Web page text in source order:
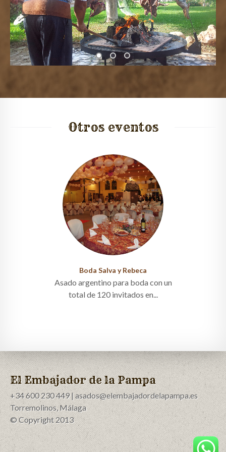
Otros eventos
Boda Salva y Rebeca
Asado argentino para boda con un
total de 120 invitados en...
El Embajador de la Pampa
+34 600 230 449 | asados@elembajadordelapampa.es
Torremolinos, Málaga
© Copyright 2013